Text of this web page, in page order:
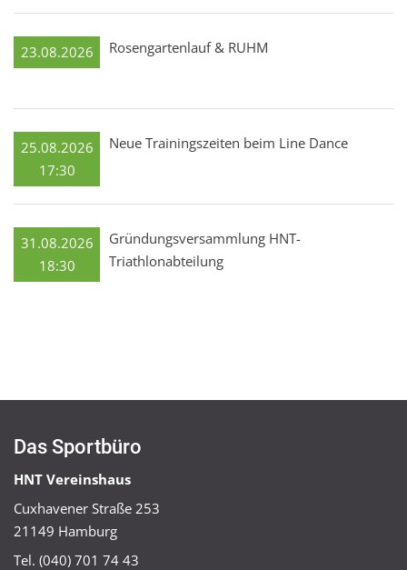
23.08.2026 Rosengartenlauf & RUHM
25.08.2026
17:30
Neue Trainingszeiten beim Line Dance
31.08.2026
18:30
Gründungsversammlung HNT-
Triathlonabteilung
Das Sportbüro
HNT Vereinshaus
Cuxhavener Straße 253
21149 Hamburg
Tel. (040) 701 74 43